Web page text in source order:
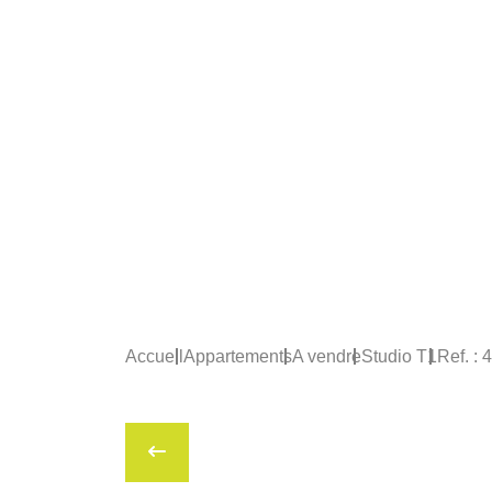
Accueil AppartementsA vendreStudio T1Ref. :